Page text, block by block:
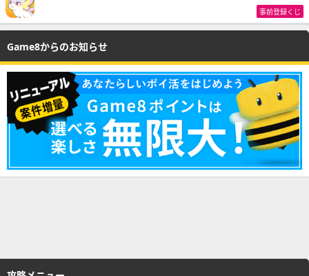
事前登録くじ
Game8からのお知らせ